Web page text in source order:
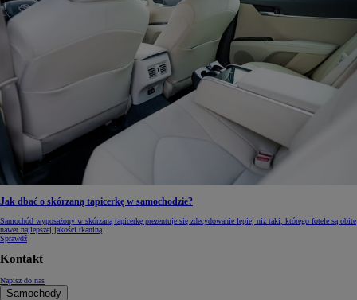
Jak dbać o skórzaną tapicerkę w samochodzie?
Samochód wyposażony w skórzaną tapicerkę prezentuje się zdecydowanie lepiej niż taki, którego fotele są obite
nawet najlepszej jakości tkaniną.
Sprawdź
Kontakt
Napisz do nas
Samochody